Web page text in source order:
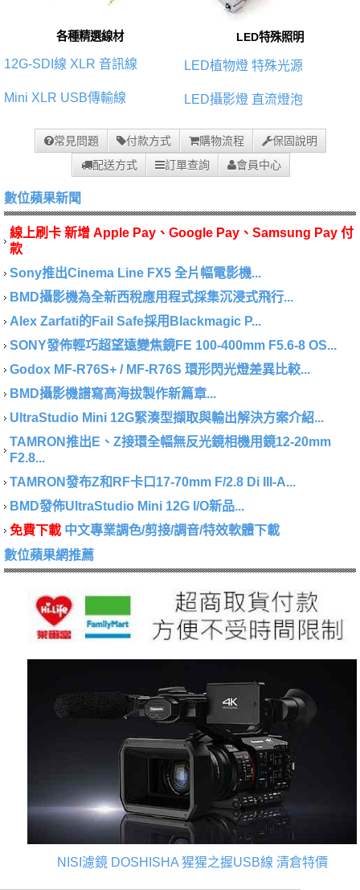
各種精選線材
12G-SDI線 XLR 音訊線
Mini XLR USB傳輸線
LED特殊照明
LED植物燈 特殊光源
LED攝影燈 直流燈泡
常見問題 付款方式 購物流程
保固說明
配送方式
訂單查詢 會員中心
數位蘋果新聞
線上刷卡 新增 Apple Pay、Google Pay、Samsung Pay 付
款
Sony推出Cinema Line FX5 全片幅電影機...
BMD攝影機為全新西稅應用程式採集沉浸式飛行...
Alex Zarfati的Fail Safe採用Blackmagic P...
SONY發佈輕巧超望遠變焦鏡FE 100-400mm F5.6-8 OS...
Godox MF-R76S+ / MF-R76S 環形閃光燈差異比較...
BMD攝影機譜寫高海拔製作新篇章...
UltraStudio Mini 12G緊湊型擷取與輸出解決方案介紹...
TAMRON推出E、Z接環全幅無反光鏡相機用鏡12-20mm
F2.8...
TAMRON發布Z和RF卡口17-70mm F/2.8 Di III-A...
BMD發佈UltraStudio Mini 12G I/O新品...
免費下載 中文專業調色/剪接/調音/特效軟體下載
數位蘋果網推薦
NISI濾鏡 DOSHISHA 猩猩之握USB線 清倉特價